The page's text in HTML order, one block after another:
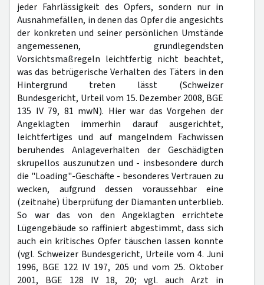
jeder Fahrlässigkeit des Opfers, sondern nur in
Ausnahmefällen, in denen das Opfer die angesichts
der konkreten und seiner persönlichen Umstände
angemessenen, grundlegendsten
Vorsichtsmaßregeln leichtfertig nicht beachtet,
was das betrügerische Verhalten des Täters in den
Hintergrund treten lässt (Schweizer
Bundesgericht, Urteil vom 15. Dezember 2008, BGE
135 IV 79, 81 mwN). Hier war das Vorgehen der
Angeklagten immerhin darauf ausgerichtet,
leichtfertiges und auf mangelndem Fachwissen
beruhendes Anlageverhalten der Geschädigten
skrupellos auszunutzen und - insbesondere durch
die "Loading"-Geschäfte - besonderes Vertrauen zu
wecken, aufgrund dessen voraussehbar eine
(zeitnahe) Überprüfung der Diamanten unterblieb.
So war das von den Angeklagten errichtete
Lügengebäude so raffiniert abgestimmt, dass sich
auch ein kritisches Opfer täuschen lassen konnte
(vgl. Schweizer Bundesgericht, Urteile vom 4. Juni
1996, BGE 122 IV 197, 205 und vom 25. Oktober
2001, BGE 128 IV 18, 20; vgl. auch Arzt in